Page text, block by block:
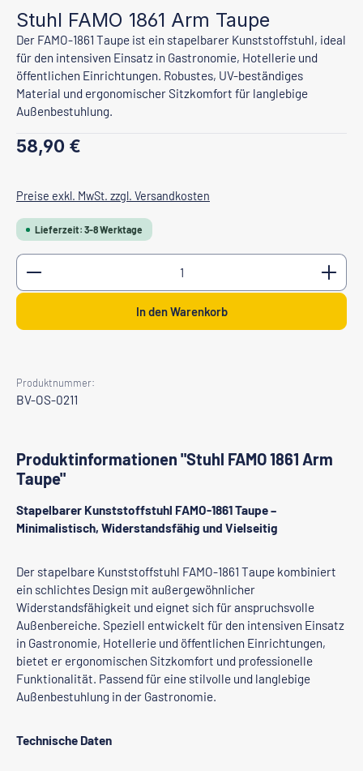
Stuhl FAMO 1861 Arm Taupe
Der FAMO-1861 Taupe ist ein stapelbarer Kunststoffstuhl, ideal
für den intensiven Einsatz in Gastronomie, Hotellerie und
öffentlichen Einrichtungen. Robustes, UV-beständiges
Material und ergonomischer Sitzkomfort für langlebige
Außenbestuhlung.
Regulärer Preis:
58,90 €
Preise exkl. MwSt. zzgl. Versandkosten
Lieferzeit: 3-8 Werktage
Produkt Anzahl: Gib den gewünschten Wert ein
In den Warenkorb
Produktnummer:
BV-OS-0211
Produktinformationen "Stuhl FAMO 1861 Arm
Taupe"
Stapelbarer Kunststoffstuhl FAMO-1861 Taupe –
Minimalistisch, Widerstandsfähig und Vielseitig
Der stapelbare Kunststoffstuhl FAMO-1861 Taupe kombiniert
ein schlichtes Design mit außergewöhnlicher
Widerstandsfähigkeit und eignet sich für anspruchsvolle
Außenbereiche. Speziell entwickelt für den intensiven Einsatz
in Gastronomie, Hotellerie und öffentlichen Einrichtungen,
bietet er ergonomischen Sitzkomfort und professionelle
Funktionalität. Passend für eine stilvolle und langlebige
Außenbestuhlung in der Gastronomie.
Technische Daten